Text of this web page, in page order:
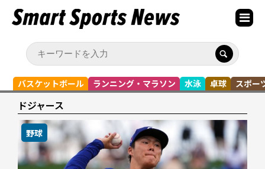
バスケットボール ランニング・マラソン 水泳 卓球 スポー
ドジャース
野球